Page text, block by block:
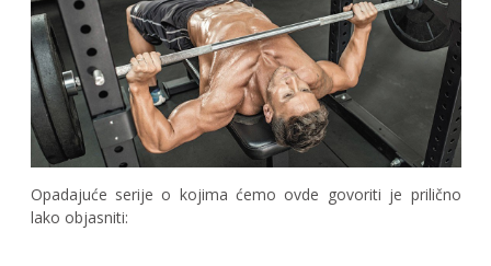
Opadajuće serije o kojima ćemo ovde govoriti je prilično
lako objasniti: